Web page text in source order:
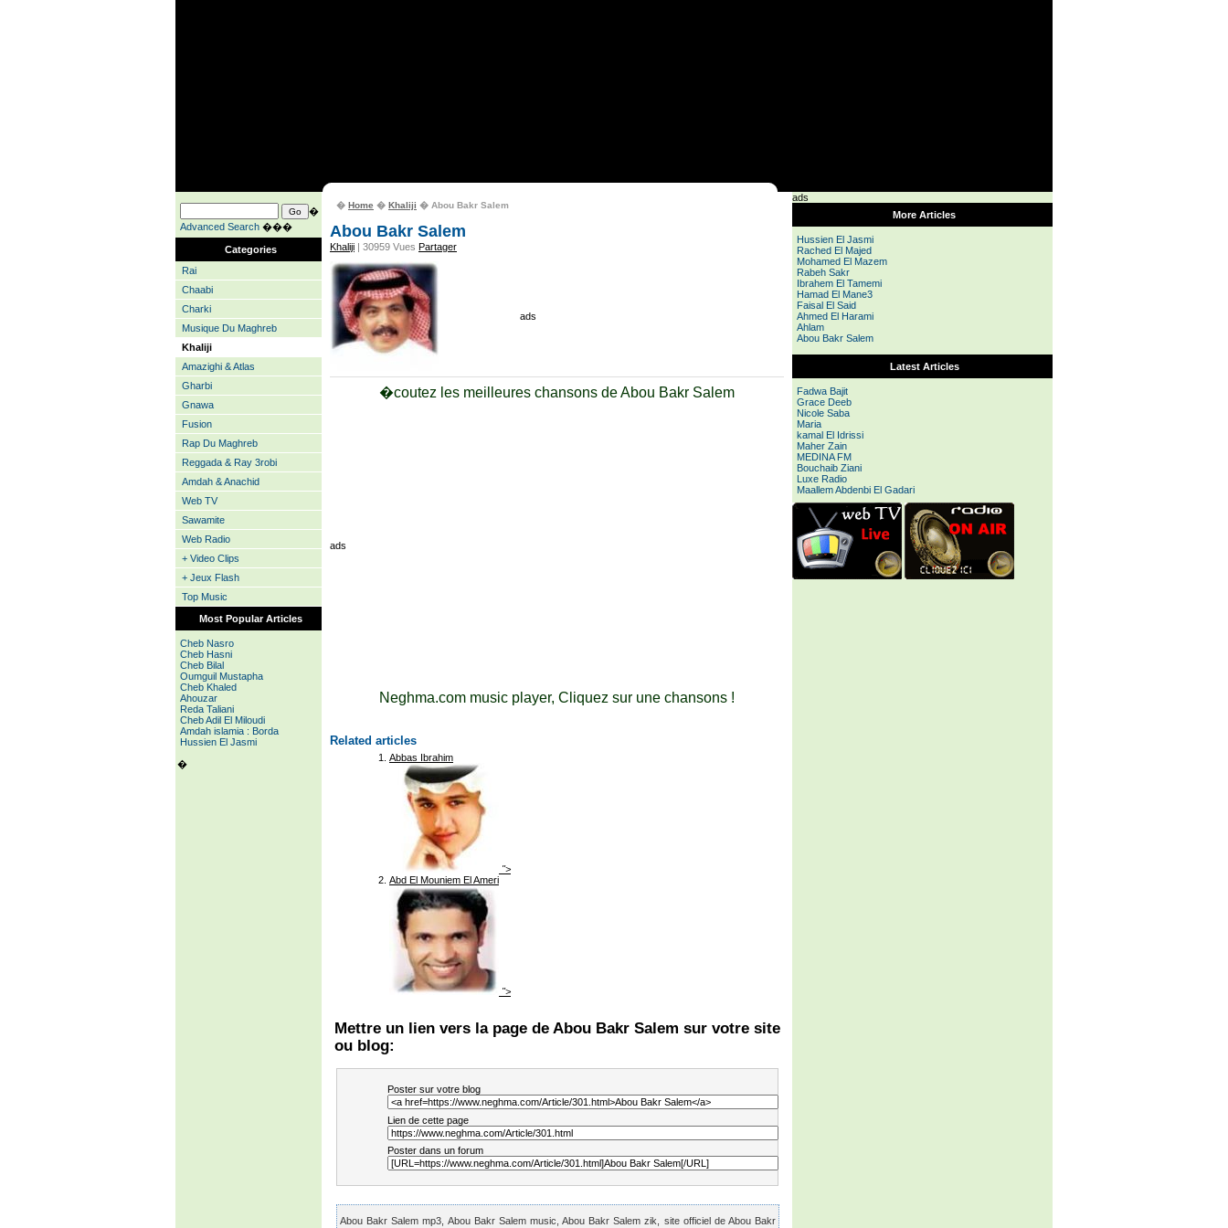
�
Advanced Search ���
Categories
Rai
Chaabi
Charki
Musique Du Maghreb
Khaliji
Amazighi & Atlas
Gharbi
Gnawa
Fusion
Rap Du Maghreb
Reggada & Ray 3robi
Amdah & Anachid
Web TV
Sawamite
Web Radio
+ Video Clips
+ Jeux Flash
Top Music
Most Popular Articles
Cheb Nasro
Cheb Hasni
Cheb Bilal
Oumguil Mustapha
Cheb Khaled
Ahouzar
Reda Taliani
Cheb Adil El Miloudi
Amdah islamia : Borda
Hussien El Jasmi
�
� Home � Khaliji � Abou Bakr Salem
Abou Bakr Salem
Khaliji | 30959 Vues Partager
ads
�coutez les meilleures chansons de Abou Bakr Salem
ads
Neghma.com music player, Cliquez sur une chansons !
Related articles
Abbas Ibrahim
">
Abd El Mouniem El Ameri
">
Mettre un lien vers la page de Abou Bakr Salem sur votre site
ou blog:
Poster sur votre blog
Lien de cette page
Poster dans un forum
Abou Bakr Salem mp3, Abou Bakr Salem music, Abou Bakr Salem zik, site officiel de Abou Bakr
ads
More Articles
Hussien El Jasmi
Rached El Majed
Mohamed El Mazem
Rabeh Sakr
Ibrahem El Tamemi
Hamad El Mane3
Faisal El Said
Ahmed El Harami
Ahlam
Abou Bakr Salem
Latest Articles
Fadwa Bajit
Grace Deeb
Nicole Saba
Maria
kamal El Idrissi
Maher Zain
MEDINA FM
Bouchaib Ziani
Luxe Radio
Maallem Abdenbi El Gadari